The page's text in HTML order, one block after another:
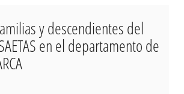
y descendientes del
en el departamento de